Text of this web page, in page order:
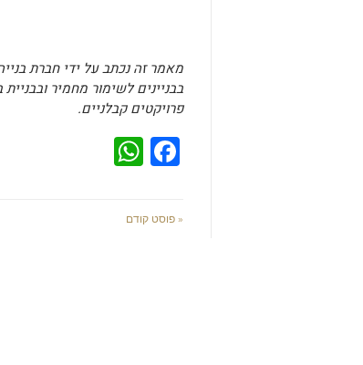
מאמר זה נכתב על ידי חברת
בבניינים לשימור מחמיר
פרויקטים קבלניים.
Facebook
« פוסט קודם